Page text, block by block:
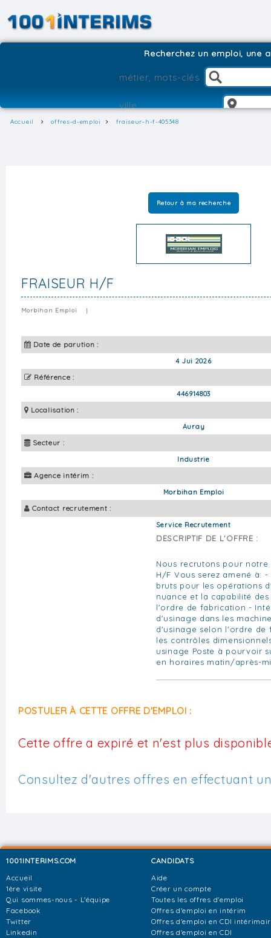
Recherchez un emploi, une
Accueil offres-d-emploi fraiseur-h-f-405348
Retour à ma recherche
FRAISEUR H/F
Morbihan Emploi |
Date de parution :
4 Jui 2026
Référence :
446914803
Localisation :
Auray
Secteur :
Industrie
Agence intérim :
Morbihan Emploi
Contact recrutement :
Service Recrutement
DESCRIPTIF DE L'OFFRE :
Nous recrutons pour notre
H/F Vous serez amené à:
bruts pour les opérations
nuance et la capabilité
l'ordre de fabrication -
d'usinage dans les
d'usinage selon l'ordre de
les contrôles
usinage Poste à pourvoir
en horaires matin/après-
POSTULER À CETTE OFFRE D'EMPLOI :
Cette offre a expiré et n'est plus
Consultez d'autres offres en effectuant
1001INTERIMS.COM
Accueil
1ère visite
Qui sommes-nous - L'équipe
Facebook
Twitter
Linkedin
CANDIDATS
Aide
Créer un compte
Toutes les offres d'emploi
Offres d'emploi en intérim
Offres d'emploi en CDI
Offres d'emploi en CDI